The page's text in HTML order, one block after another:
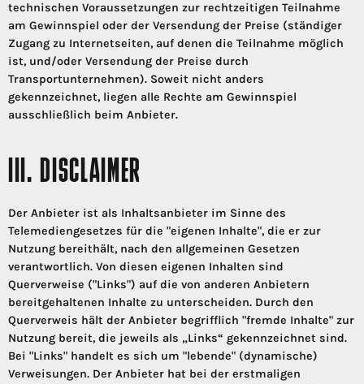
technischen Voraussetzungen zur rechtzeitigen Teilnahme
am Gewinnspiel oder der Versendung der Preise (ständiger
Zugang zu Internetseiten, auf denen die Teilnahme möglich
ist, und/oder Versendung der Preise durch
Transportunternehmen). Soweit nicht anders
gekennzeichnet, liegen alle Rechte am Gewinnspiel
ausschließlich beim Anbieter.
III. DISCLAIMER
Der Anbieter ist als Inhaltsanbieter im Sinne des
Telemediengesetzes für die "eigenen Inhalte", die er zur
Nutzung bereithält, nach den allgemeinen Gesetzen
verantwortlich. Von diesen eigenen Inhalten sind
Querverweise ("Links") auf die von anderen Anbietern
bereitgehaltenen Inhalte zu unterscheiden. Durch den
Querverweis hält der Anbieter begrifflich "fremde Inhalte" zur
Nutzung bereit, die jeweils als „Links“ gekennzeichnet sind.
Bei "Links" handelt es sich um "lebende" (dynamische)
Verweisungen. Der Anbieter hat bei der erstmaligen